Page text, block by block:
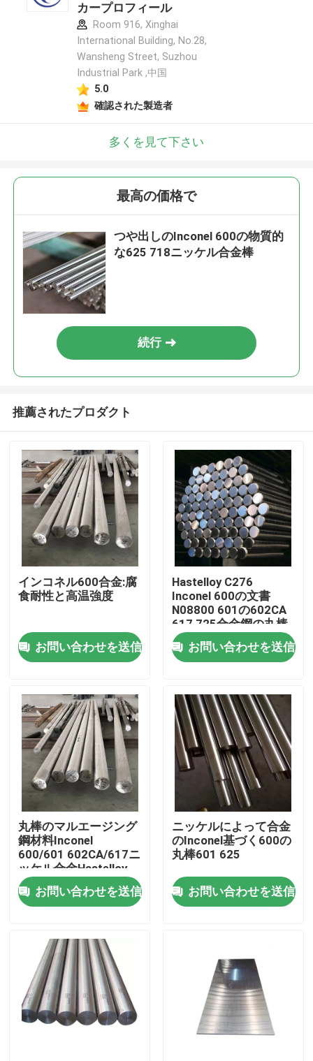
家
製品
私達について
工場旅行
品質管理
私達に連絡しなさい
インコネル625素材
インコロイ800素材
カープロフィール
Room 916, Xinghai
International Building, No.28,
Wansheng Street, Suzhou
Industrial Park ,中国
5.0
確認された製造者
多くを見て下さい
最高の価格で
つや出しのInconel 600の物質的
な625 718ニッケル合金棒
続行
推薦されたプロダクト
インコネル600合金:腐
食耐性と高温強度
お問い合わせを送信
Hastelloy C276
Inconel 600の文書
N08800 601の602CA
617 725合金鋼の丸棒
お問い合わせを送信
丸棒のマルエージング
鋼材料Inconel
600/601 602CA/617ニ
ッケル合金Hastelloy
C276
お問い合わせを送信
ニッケルによって合金
のInconel基づく600の
丸棒601 625
お問い合わせを送信